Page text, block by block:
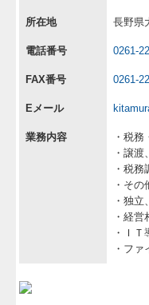
経営改善オンデマンド講座
個人情報保護方針
経営革新等支援機関とは
所在地 長野県
電話番号 0261-
FAX番号 0261-
Eメール
業務内容
・税
・譲
・税
・そ
・独
・経
・Ｉ
・フ